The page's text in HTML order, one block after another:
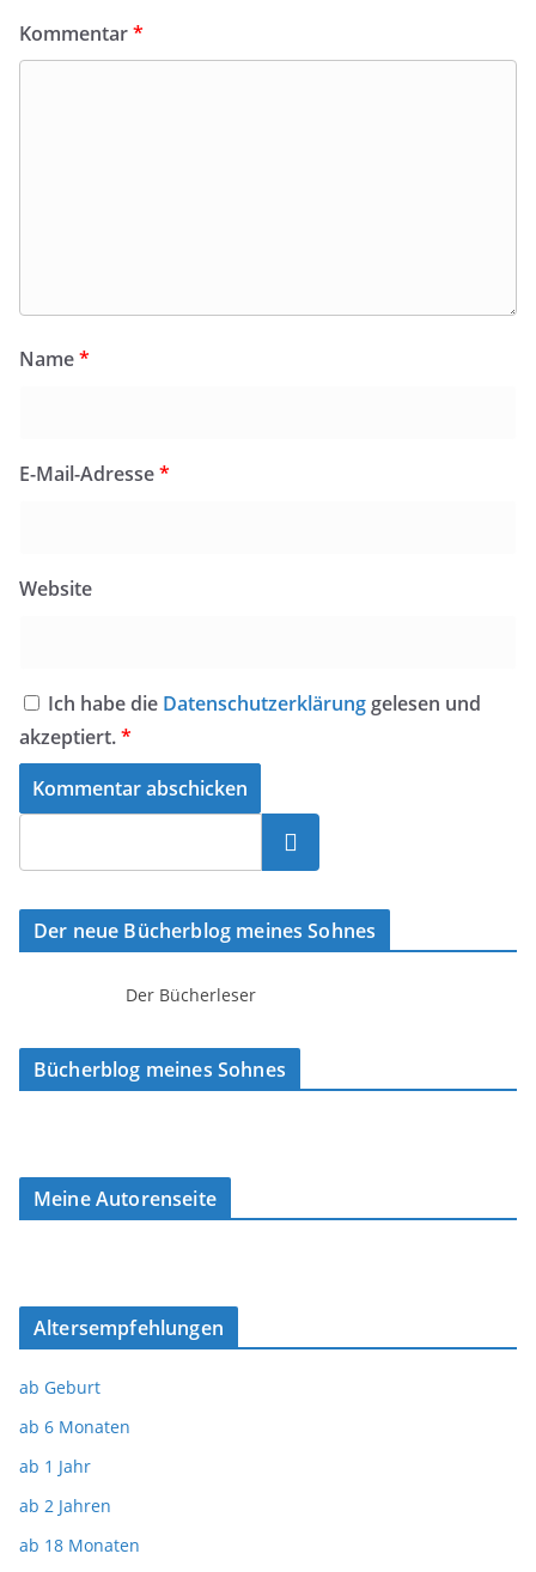
Kommentar*
Name*
E-Mail-Adresse*
Website
Ich habe die Datenschutzerklärung gelesen und
akzeptiert.*
Suchen
Der neue Bücherblog meines Sohnes
Der Bücherleser
Bücherblog meines Sohnes
Meine Autorenseite
Altersempfehlungen
ab Geburt
ab 6 Monaten
ab 1 Jahr
ab 2 Jahren
ab 18 Monaten